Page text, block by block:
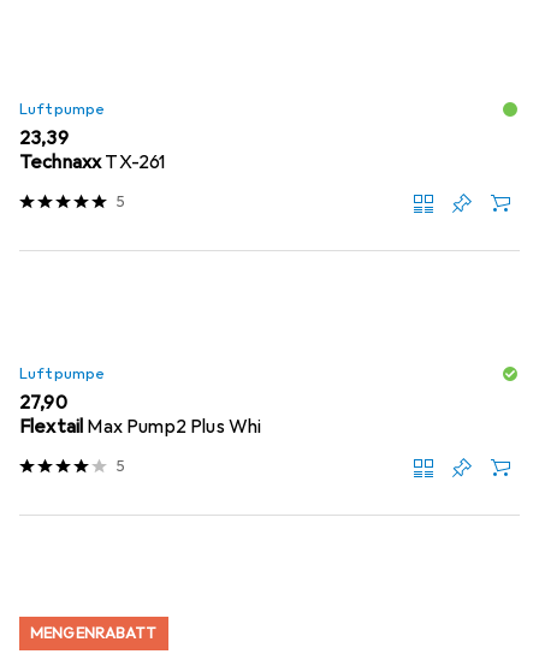
Luftpumpe
EUR
23,39
TechnaxxTX-261
5
Luftpumpe
EUR
27,90
Flextail Max Pump2 Plus Whi
5
MENGENRABATT